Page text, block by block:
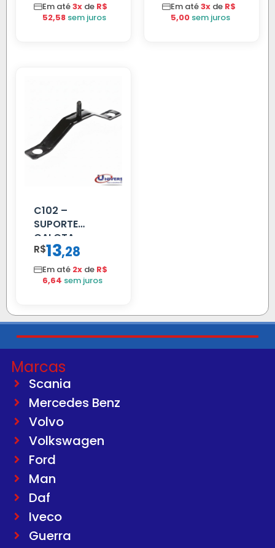
Em até3x de R$
52,58 sem juros
Em até3x de R$
5,00 sem juros
C102 –
SUPORTE
CALOTA
DIANTEIRA
RODA 10 FUROS
R$13,28
Em até 2x de R$
6,64 sem juros
Marcas
Scania
Mercedes Benz
Volvo
Volkswagen
Ford
Man
Daf
Iveco
Guerra